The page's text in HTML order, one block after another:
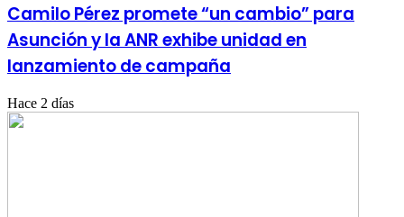
Camilo Pérez promete “un cambio” para
Asunción y la ANR exhibe unidad en
lanzamiento de campaña
Hace 2 días